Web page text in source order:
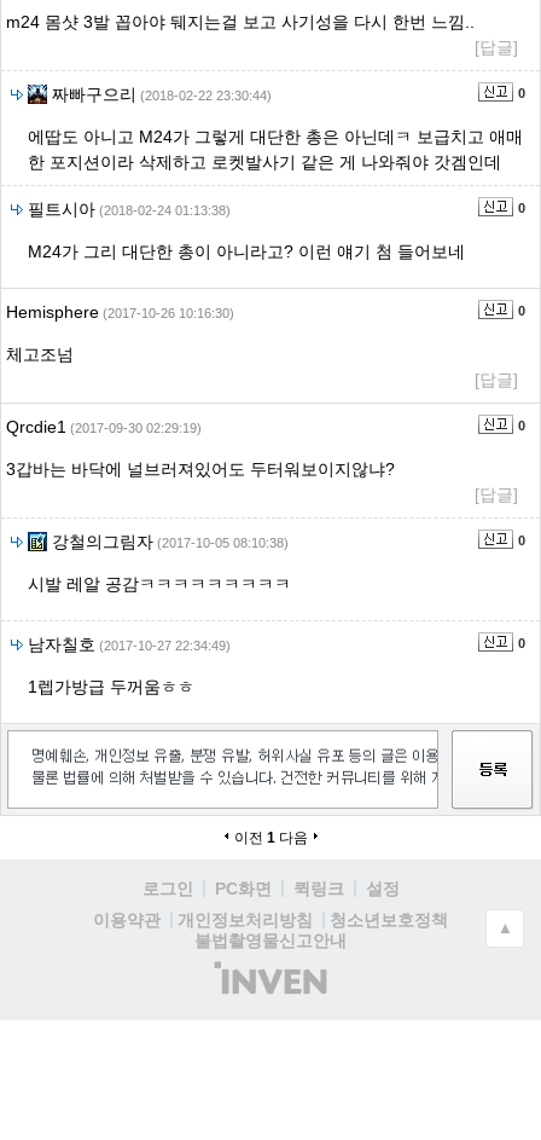
m24 몸샷 3발 꼽아야 뒈지는걸 보고 사기성을 다시 한번 느낌..
[답글]
짜빠구으리 (2018-02-22 23:30:44) 0
에땁도 아니고 M24가 그렇게 대단한 총은 아닌데ㅋ 보급치고 애매
한 포지션이라 삭제하고 로켓발사기 같은 게 나와줘야 갓겜인데
필트시아 (2018-02-24 01:13:38) 0
M24가 그리 대단한 총이 아니라고? 이런 얘기 첨 들어보네
Hemisphere (2017-10-26 10:16:30) 0
체고조넘
[답글]
Qrcdie1 (2017-09-30 02:29:19) 0
3갑바는 바닥에 널브러져있어도 두터워보이지않냐?
[답글]
강철의그림자 (2017-10-05 08:10:38) 0
시발 레알 공감ㅋㅋㅋㅋㅋㅋㅋㅋㅋ
남자칠호 (2017-10-27 22:34:49) 0
1렙가방급 두꺼움ㅎㅎ
이전 1 다음
로그인 PC화면 퀵링크
설정
이용약관
개인정보처리방침
청소년보호정책
불법촬영물신고안내
(주)
인
▲